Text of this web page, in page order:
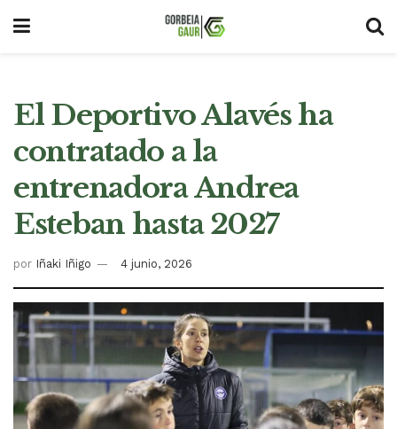
El Deportivo Alavés ha
contratado a la
entrenadora Andrea
Esteban hasta 2027
por Iñaki Iñigo 4 junio, 2026